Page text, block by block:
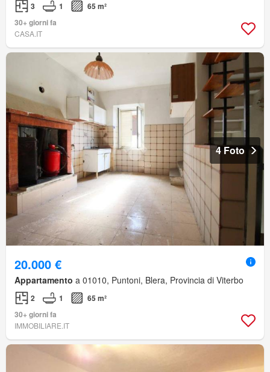
3 1
65 m²
30+ giorni fa
CASA.IT
4 Foto
20.000 €
Appartamento a 01010, Puntoni, Blera, Provincia di Viterbo
2 1
65 m²
30+ giorni fa
IMMOBILIARE.IT